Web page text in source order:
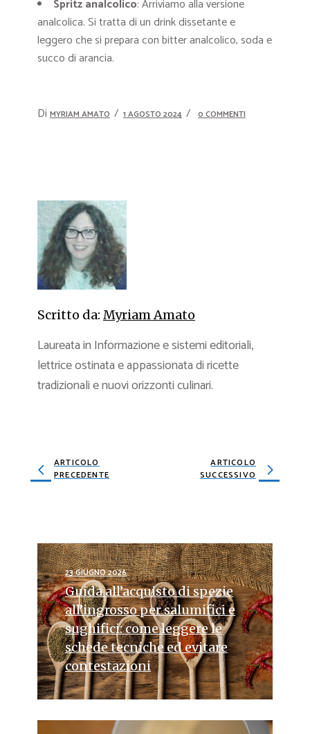
Spritz analcolico: Arriviamo alla versione
analcolica. Si tratta di un drink dissetante e
leggero che si prepara con bitter analcolico, soda e
succo di arancia.
Di MYRIAM AMATO 1 AGOSTO 2024 0 COMMENTI
Scritto da: Myriam Amato
Laureata in Informazione e sistemi editoriali,
lettrice ostinata e appassionata di ricette
tradizionali e nuovi orizzonti culinari.
ARTICOLO
PRECEDENTE
ARTICOLO
SUCCESSIVO
23 GIUGNO 2026
Guida all’acquisto di spezie
all’ingrosso per salumifici e
sughifici: come leggere le
schede tecniche ed evitare
contestazioni